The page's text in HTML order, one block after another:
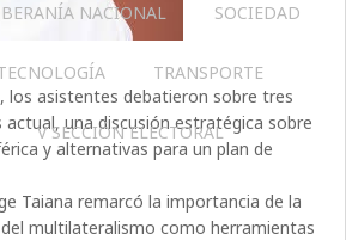
NACIONAL SOCIEDAD
TRANSPORTE
V SECCIÓN ELECTORAL
los asistentes debatieron sobre tres
actual, una discusión estratégica sobre
y alternativas para un plan de
Taiana remarcó la importancia de la
multilateralismo como herramientas